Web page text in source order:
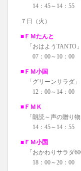
14：45～14：55
７日（火）
■ＦＭたんと
「おはようTANTO」
07：00～10：00
■ＦＭ小国
「グリーンサラダ」
12：00～14：00
■ＦＭＫ
「朗読～声の贈り物
14：45～14：55
■ＦＭ小国
「おかわりサラダ
18：00～20：00